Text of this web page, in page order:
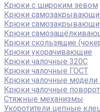
Крюки с широким зевом
Крюки
Крюки
Крюки
Крюки скользящие
Крюки укорачивающие
Крюки чалочные 320C
Крюки чалочные ГОСТ
Крюки чалочные модели
Крюки чалочные
Стяжные механизмы
Укоротители цепные